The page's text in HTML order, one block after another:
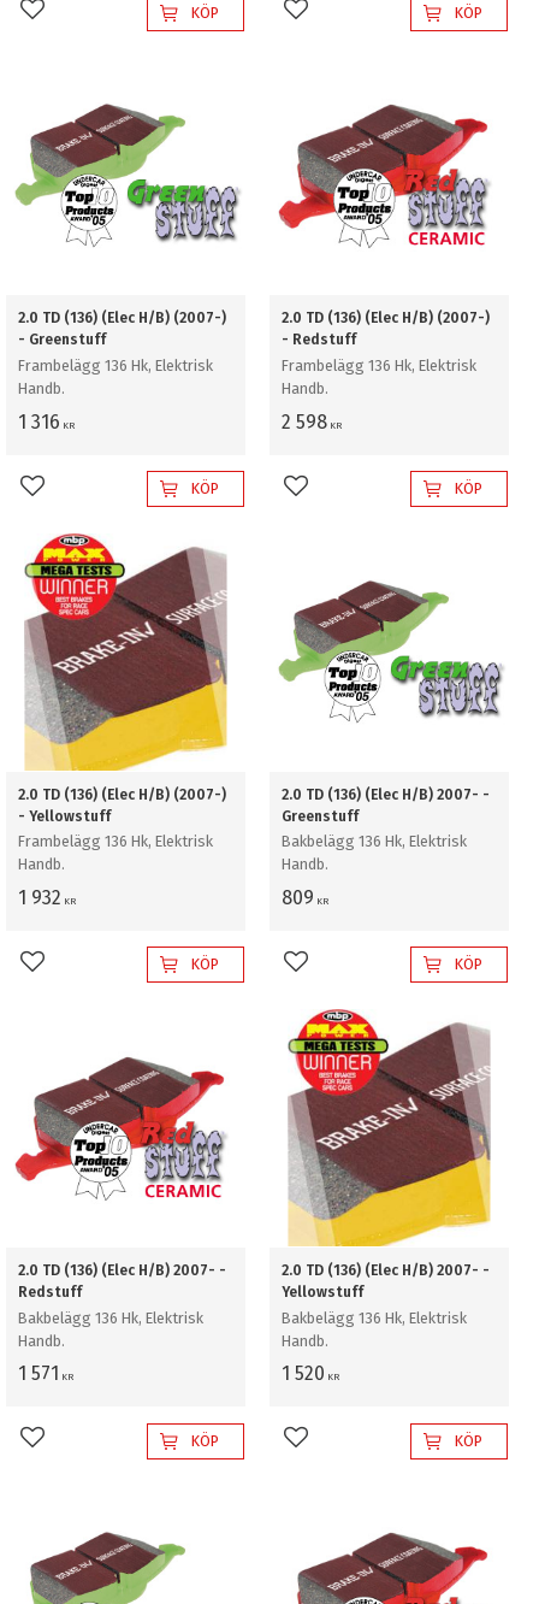
Lägg till i favoriterKÖP Lägg till i favoriterKÖP
2.0 TD (136) (Elec H/B) (2007-)
- Greenstuff
Frambelägg 136 Hk, Elektrisk
Handb.
1 316 KR
Lägg till i favoriterKÖP
2.0 TD (136) (Elec H/B) (2007-)
- Redstuff
Frambelägg 136 Hk, Elektrisk
Handb.
2 598 KR
Lägg till i favoriterKÖP
2.0 TD (136) (Elec H/B) (2007-)
- Yellowstuff
Frambelägg 136 Hk, Elektrisk
Handb.
1 932 KR
Lägg till i favoriterKÖP
2.0 TD (136) (Elec H/B) 2007- -
Greenstuff
Bakbelägg 136 Hk, Elektrisk
Handb.
809 KR
Lägg till i favoriterKÖP
2.0 TD (136) (Elec H/B) 2007- -
Redstuff
Bakbelägg 136 Hk, Elektrisk
Handb.
1 571 KR
Lägg till i favoriterKÖP
2.0 TD (136) (Elec H/B) 2007- -
Yellowstuff
Bakbelägg 136 Hk, Elektrisk
Handb.
1 520 KR
Lägg till i favoriterKÖP